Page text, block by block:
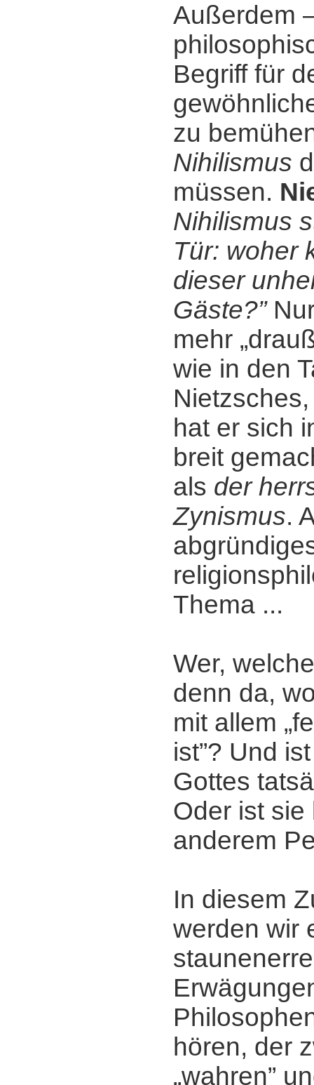
Außerdem
Begriff für
zu
Nihilismus
müssen.
Nihilismus
Tür: woher
dieser
Gäste?”
mehr
wie in den
hat er sich
breit
als der
Zynismus.
Thema ...
Wer,
denn da,
mit allem
ist”? Und
Gottes
Oder ist sie
anderem
In diesem
werden wir
hören, der
„wahren”